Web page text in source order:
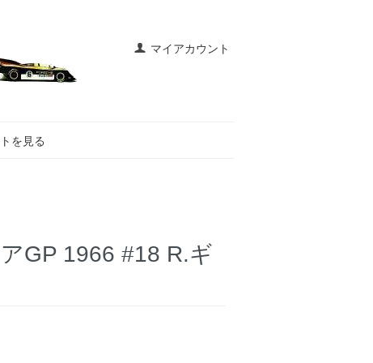
マイアカウント
を見る
GP 1966 #18 R.ギ